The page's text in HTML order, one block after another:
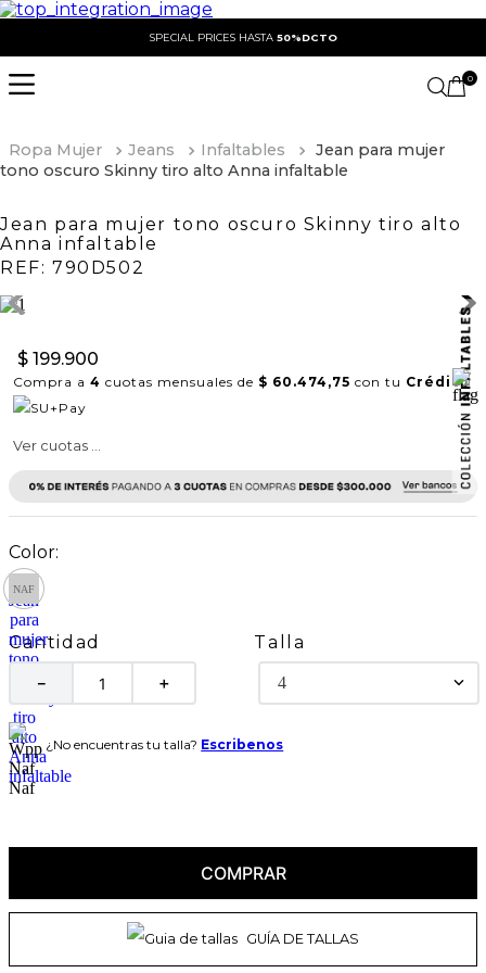
SPECIAL PRICES HASTA 50%DCTO
0
Ropa Mujer Jeans Infaltables
Jean para mujer
tono oscuro Skinny tiro alto Anna infaltable
Jean para mujer tono oscuro Skinny tiro alto
Anna infaltable
REF: 790D502
$ 199.900
Compra a 4 cuotas mensuales de $ 60.474,75 con tu Crédito
Ver cuotas ...
Cantidad
＋
－
Talla
4
¿No encuentras tu talla? Escribenos
COMPRAR
GUÍA DE TALLAS